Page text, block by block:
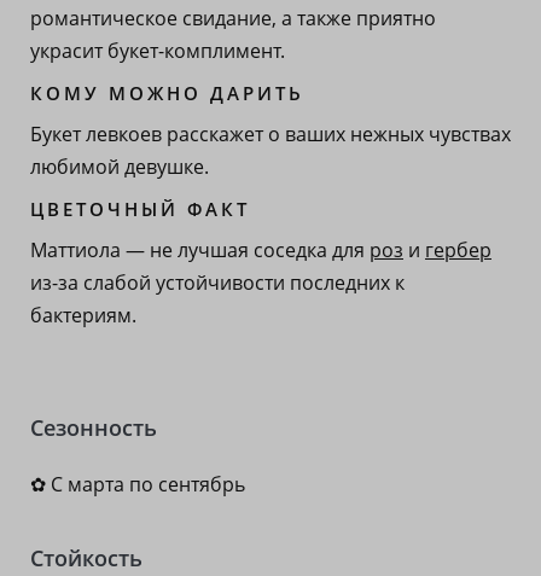
романтическое свидание, а также приятно
украсит букет-комплимент.
КОМУ МОЖНО ДАРИТЬ
Букет левкоев расскажет о ваших нежных чувствах
любимой девушке.
ЦВЕТОЧНЫЙ ФАКТ
Маттиола — не лучшая соседка для роз и гербер
из-за слабой устойчивости последних к
бактериям.
Сезонность
✿ С марта по сентябрь
Стойкость